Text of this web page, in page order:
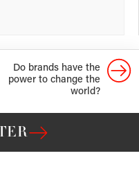
Do brands have the
power to change the
world?